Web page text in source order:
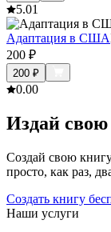
5.01
Адаптация в США
200 ₽
200 ₽
0.00
Издай
Создай свою
просто, как раз,
Создать книгу
Наши услуги